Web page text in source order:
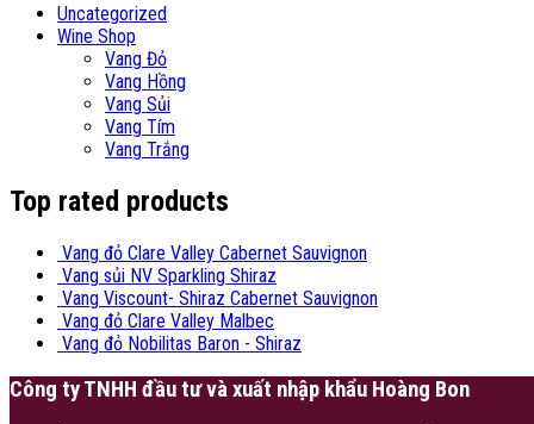
Uncategorized
Wine Shop
Vang Đỏ
Vang Hồng
Vang Sủi
Vang Tím
Vang Trắng
Top rated products
Vang đỏ Clare Valley Cabernet Sauvignon
Vang sủi NV Sparkling Shiraz
Vang Viscount- Shiraz Cabernet Sauvignon
Vang đỏ Clare Valley Malbec
Vang đỏ Nobilitas Baron - Shiraz
Công ty TNHH đầu tư và xuất nhập khẩu Hoàng Bon